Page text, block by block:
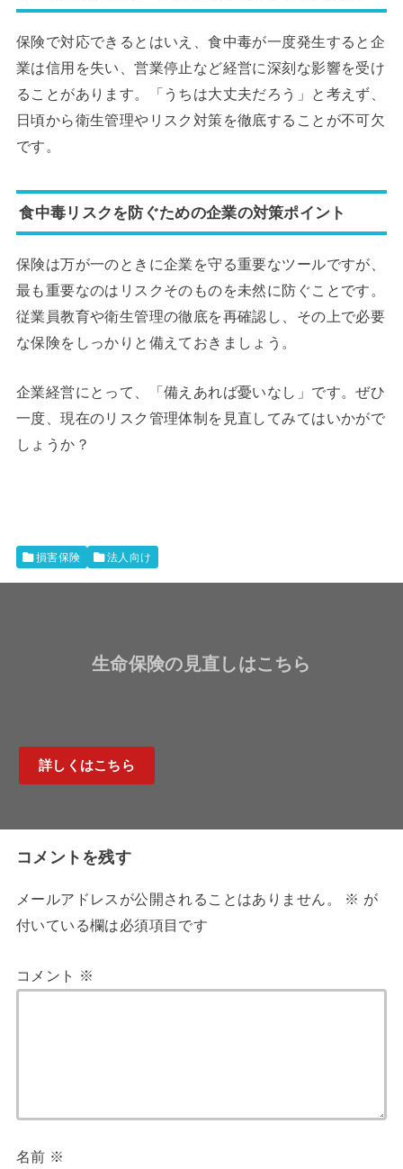
保険で対応できるとはいえ、食中毒が一度発生すると企
業は信用を失い、営業停止など経営に深刻な影響を受け
ることがあります。「うちは大丈夫だろう」と考えず、
日頃から衛生管理やリスク対策を徹底することが不可欠
です。
食中毒リスクを防ぐための企業の対策ポイント
保険は万が一のときに企業を守る重要なツールですが、
最も重要なのはリスクそのものを未然に防ぐことです。
従業員教育や衛生管理の徹底を再確認し、その上で必要
な保険をしっかりと備えておきましょう。
企業経営にとって、「備えあれば憂いなし」です。ぜひ
一度、現在のリスク管理体制を見直してみてはいかがで
しょうか？
損害保険 法人向け
生命保険の見直しはこちら
詳しくはこちら
コメントを残す
メールアドレスが公開されることはありません。 ※ が
付いている欄は必須項目です
コメント ※
名前 ※